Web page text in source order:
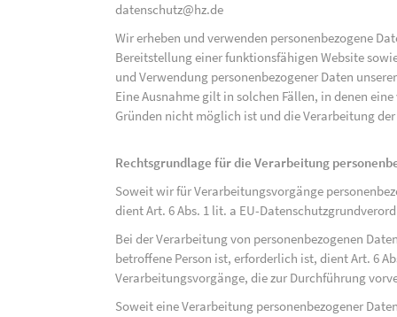
datenschutz@hz.de
Wir erheben und verwenden personenbezogene
Bereitstellung einer funktionsfähigen Website
und Verwendung personenbezogener Daten
Eine Ausnahme gilt in solchen Fällen, in denen
Gründen nicht möglich ist und die Verarbeitung
Rechtsgrundlage für die Verarbeitung
Soweit wir für Verarbeitungsvorgänge
dient Art. 6 Abs. 1 lit. a EU-
Bei der Verarbeitung von personenbezogenen
betroffene Person ist, erforderlich ist, dient Art. 6
Verarbeitungsvorgänge, die zur Durchführung
Soweit eine Verarbeitung personenbezogener